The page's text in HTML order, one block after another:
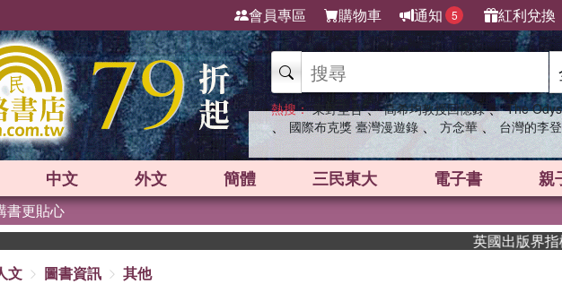
會員專區 購物車 通知 5 紅利兌換
熱搜： 東野圭吾 、 高希均教授回憶錄 、 The
、 國際布克獎 臺灣漫遊錄 、 方念華 、 台灣的李
中文 外文 簡體 三民東大 電子書 親
書更貼心
英國出版界指標
文 圖書資訊 其他